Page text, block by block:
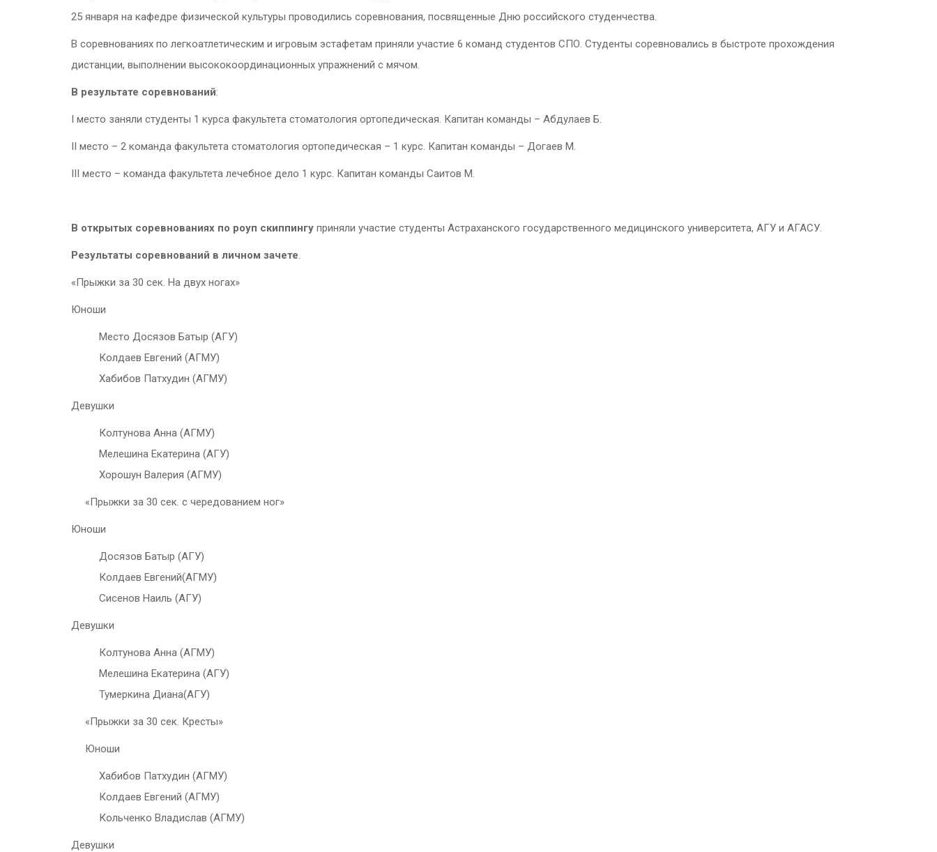
25 января на кафедре физической культуры проводились соревнования, посвященные Дню российского студенчества.
В соревнованиях по легкоатлетическим и игровым эстафетам приняли участие 6 команд студентов СПО. Студенты соревновались в быстроте прохождения
дистанции, выполнении высококоординационных упражнений с мячом.
В результате соревнований:
I место заняли студенты 1 курса факультета стоматология ортопедическая. Капитан команды – Абдулаев Б.
II место – 2 команда факультета стоматология ортопедическая – 1 курс. Капитан команды – Догаев М.
III место – команда факультета лечебное дело 1 курс. Капитан команды Саитов М.
В открытых соревнованиях по роуп скиппингу приняли участие студенты Астраханского государственного медицинского университета, АГУ и АГАСУ.
Результаты соревнований в личном зачете.
«Прыжки за 30 сек. На двух ногах»
Юноши
Место Досязов Батыр (АГУ)
Колдаев Евгений (АГМУ)
Хабибов Патхудин (АГМУ)
Девушки
Колтунова Анна (АГМУ)
Мелешина Екатерина (АГУ)
Хорошун Валерия (АГМУ)
«Прыжки за 30 сек. с чередованием ног»
Юноши
Досязов Батыр (АГУ)
Колдаев Евгений(АГМУ)
Сисенов Наиль (АГУ)
Девушки
Колтунова Анна (АГМУ)
Мелешина Екатерина (АГУ)
Тумеркина Диана(АГУ)
«Прыжки за 30 сек. Кресты»
Юноши
Хабибов Патхудин (АГМУ)
Колдаев Евгений (АГМУ)
Кольченко Владислав (АГМУ)
Девушки